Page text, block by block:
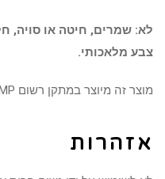
לא: שמרים, חיטה או סויה,
צבע מלאכותי.
מוצר זה מיוצר במתקן רשום GMP.
אזהרות